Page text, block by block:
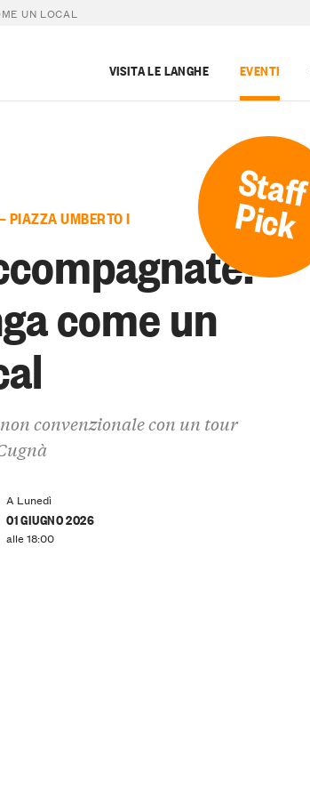
UN LOCAL
VISITA LE LANGHE EVENTI
Staff
Pick
PIAZZA UMBERTO I
come un
convenzionale con un tour
A Lunedì
01 GIUGNO 2026
alle 18:00